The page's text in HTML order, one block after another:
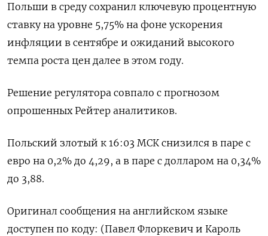
Польши в среду сохранил ключевую процентную
ставку на уровне 5,75% на фоне ускорения
инфляции в сентябре и ожиданий высокого
темпа роста цен далее в этом году.
Решение регулятора совпало с прогнозом
опрошенных Рейтер аналитиков.
Польский злотый к 16:03 МСК снизился в паре с
евро на 0,2% до 4,29, а в паре с долларом на 0,34%
до 3,88.
Оригинал сообщения на английском языке
доступен по коду: (Павел Флоркевич и Кароль